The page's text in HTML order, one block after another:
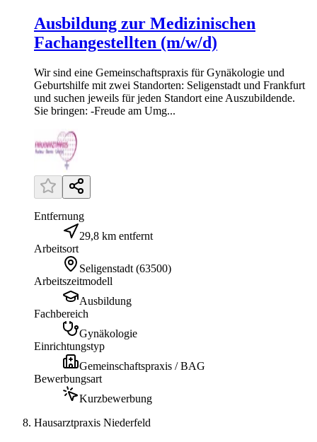
Ausbildung zur Medizinischen
Fachangestellten (m/w/d)
Wir sind eine Gemeinschaftspraxis für Gynäkologie und
Geburtshilfe mit zwei Standorten: Seligenstadt und Frankfurt
und suchen jeweils für jeden Standort eine Auszubildende.
Sie bringen: -Freude am Umg...
Entfernung
29,8 km entfernt
Arbeitsort
Seligenstadt (63500)
Arbeitszeitmodell
Ausbildung
Fachbereich
Gynäkologie
Einrichtungstyp
Gemeinschaftspraxis / BAG
Bewerbungsart
Kurzbewerbung
Hausarztpraxis Niederfeld